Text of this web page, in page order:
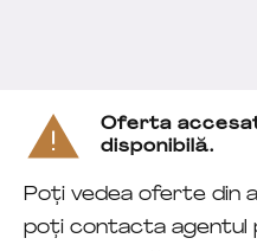
Oferta
disponibilă.
Poți vedea oferte din
poți contacta agentul